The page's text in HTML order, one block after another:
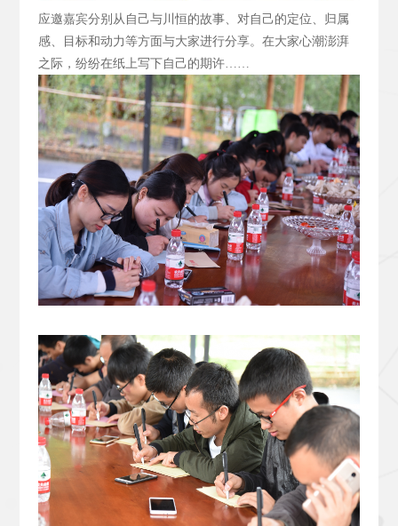
应邀嘉宾分别从自己与川恒的故事、对自己的定位、归属
感、目标和动力等方面与大家进行分享。在大家心潮澎湃
之际，纷纷在纸上写下自己的期许……